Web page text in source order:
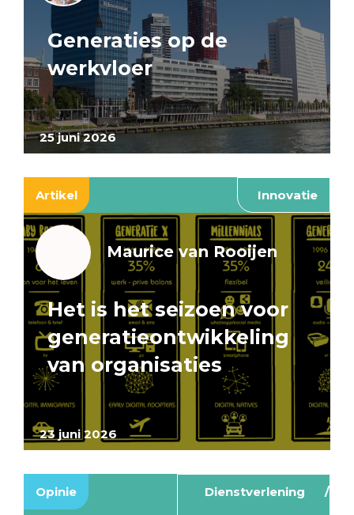
25 juni 2026
Generaties op de
werkvloer
Artikel Innovatie
23 juni 2026
Maurice van Rooijen
Het is het seizoen voor
generatieontwikkeling
van organisaties
Opinie Dienstverlening